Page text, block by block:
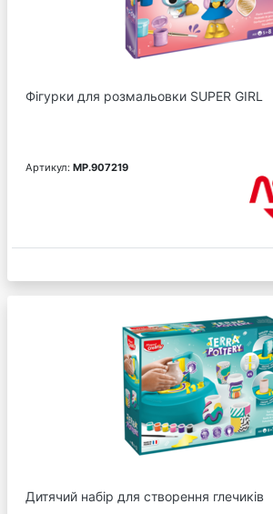
Фігурки для розмальовки SUPER GIRL
Артикул: MP.907219
Дитячий набір для створення глечиків